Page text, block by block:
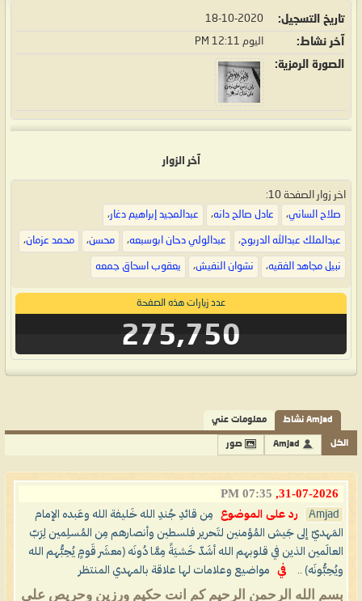
تاريخ التسجيل 18-10-2020
آخر نشاط اليوم 12:11 PM
الصورة الرمزية
آخر الزوار
اخر زوار الصفحة 10:
صلاح الساني، عادل صالح دانه، عبدالمجيد إبراهيم دغار،
عبدالملك عبدالله الدربوح، عبدالولي دحان ابوسبعه، محسن، محمد عزمان،
نبيل مجاهد الفقيه، نشوان النفيش، يعقوب اسحاق جمعه
عدد زيارات هذه الصفحة
275,750
Amjad نشاط معلومات عني
الكل Amjad صور
31-07-2026,
07:35 PM
Amjad رد على الموضوع
مِن قائدِ جُندِ الله خَليفة الله وعَبده الإمام
المَهديّ إلى جَيش المُؤمنين لتَحرير فلسطين وأنصارهم مِن المُسلِمين لِرَبّ
العالَمين الذين في قلوبهم الله أشَدّ خَشيَةً مِمَّا دُونَه (معشَر قَومٍ يُحِبُّهم الله
ويُحِبُّونَه) ..
في مواضيع وعلامات لها علاقة بالمهدي المنتظر
بسم الله الرحمن الرحيم كم انت حكيم ورزين وحريص على